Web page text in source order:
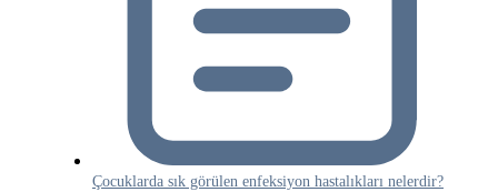
Çocuklarda sık görülen enfeksiyon hastalıkları nelerdir?